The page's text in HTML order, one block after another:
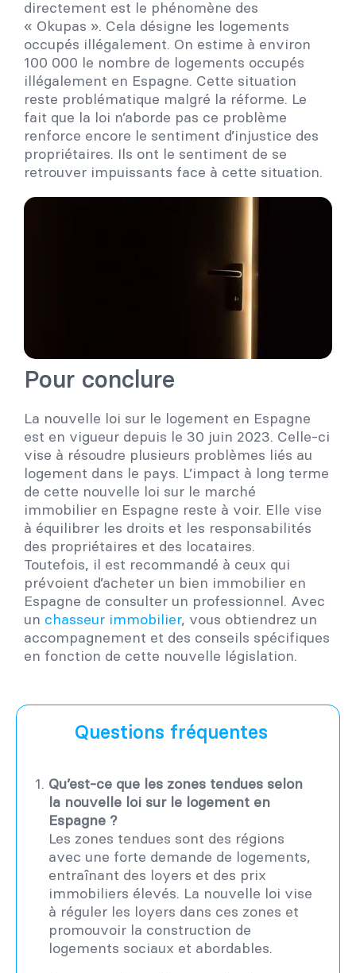
directement est le phénomène des
« Okupas ». Cela désigne les logements
occupés illégalement. On estime à environ
100 000 le nombre de logements occupés
illégalement en Espagne. Cette situation
reste problématique malgré la réforme. Le
fait que la loi n’aborde pas ce problème
renforce encore le sentiment d’injustice des
propriétaires. Ils ont le sentiment de se
retrouver impuissants face à cette situation.
Pour conclure
La nouvelle loi sur le logement en Espagne
est en vigueur depuis le 30 juin 2023. Celle-ci
vise à résoudre plusieurs problèmes liés au
logement dans le pays. L’impact à long terme
de cette nouvelle loi sur le marché
immobilier en Espagne reste à voir. Elle vise
à équilibrer les droits et les responsabilités
des propriétaires et des locataires.
Toutefois, il est recommandé à ceux qui
prévoient d’acheter un bien immobilier en
Espagne de consulter un professionnel. Avec
un chasseur immobilier, vous obtiendrez un
accompagnement et des conseils spécifiques
en fonction de cette nouvelle législation.
Questions fréquentes
Qu’est-ce que les zones tendues selon
la nouvelle loi sur le logement en
Espagne ?
Les zones tendues sont des régions
avec une forte demande de logements,
entraînant des loyers et des prix
immobiliers élevés. La nouvelle loi vise
à réguler les loyers dans ces zones et
promouvoir la construction de
logements sociaux et abordables.